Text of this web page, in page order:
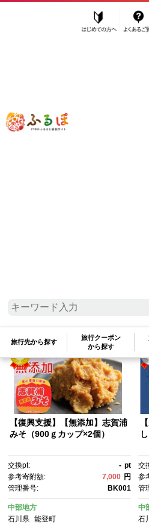
ふるぽ JTBのふるさと
旅行先から探す
旅行クーポン
から探す
「ふるさと納税」TOP
【復興支援】【無添加】志賀浦
みそ（900ｇカップ×2個）
交換pt: - pt
参考寄附額:
7,000 円
管理番号:
BK001
中部地方
石川県
能登町
交
参
管
中
石